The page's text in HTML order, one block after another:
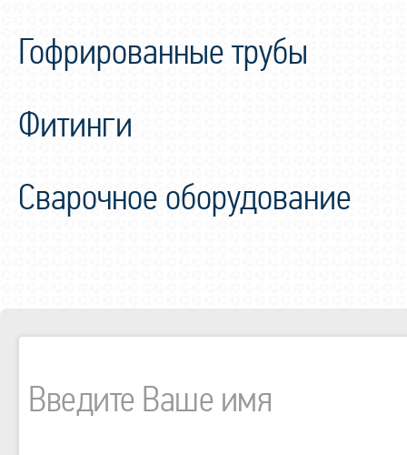
Гофрированные трубы
Фитинги
Сварочное оборудование